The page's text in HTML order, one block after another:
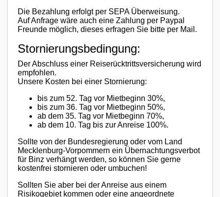
Die Bezahlung erfolgt per SEPA Überweisung.
Auf Anfrage wäre auch eine Zahlung per Paypal
Freunde möglich, dieses erfragen Sie bitte per Mail.
Stornierungsbedingung:
Der Abschluss einer Reiserücktrittsversicherung wird
empfohlen.
Unsere Kosten bei einer Stornierung:
bis zum 52. Tag vor Mietbeginn 30%,
bis zum 36. Tag vor Mietbeginn 50%,
ab dem 35. Tag vor Mietbeginn 70%,
ab dem 10. Tag bis zur Anreise 100%.
Sollte von der Bundesregierung oder vom Land
Mecklenburg-Vorpommern ein Übernachtungsverbot
für Binz verhängt werden, so können Sie gerne
kostenfrei stornieren oder umbuchen!
Sollten Sie aber bei der Anreise aus einem
Risikogebiet kommen oder eine angeordnete